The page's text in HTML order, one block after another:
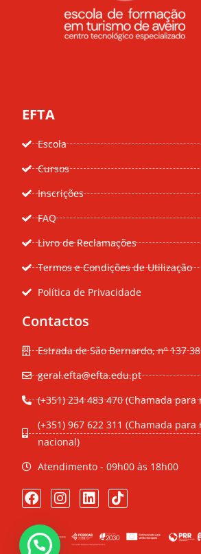
EFTA
Escola
Cursos
Inscrições
FAQ
Livro de Reclamações
Termos e Condições de Utilização
Política de Privacidade
Contactos
Estrada de São Bernardo, nº 137
geral.efta@efta.edu.pt
(+351) 234 483 470 (Chamada
(+351) 967 622 311 (Chamada para
nacional)
Atendimento - 09h00 às 18h00